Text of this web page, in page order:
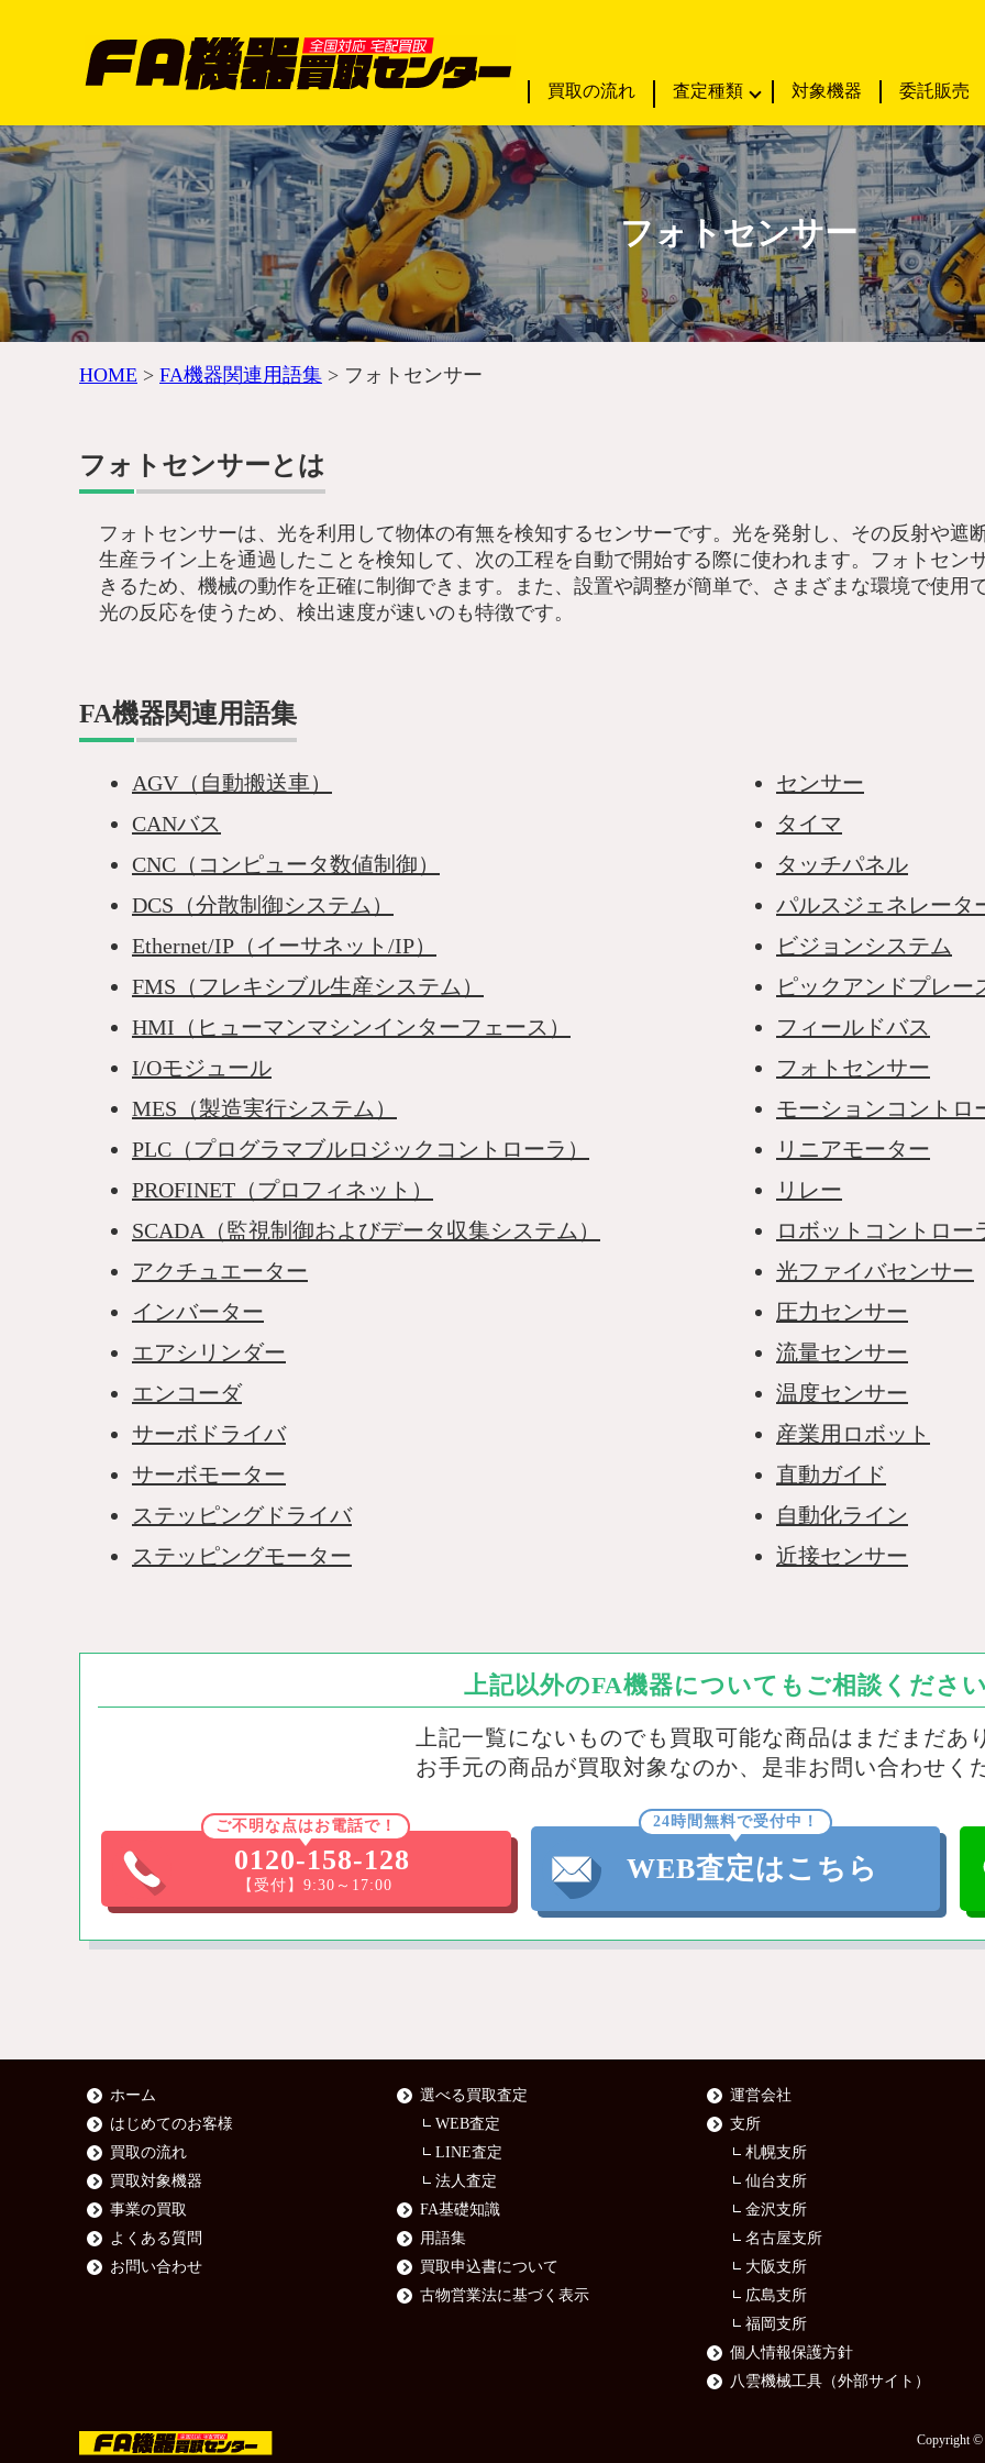
買取の流れ 査定種類 対象機器 委託販売
フォトセンサー
HOME > FA機器関連用語集 > フォトセンサー
フォトセンサーとは
フォトセンサーは、光を利用して物体の有無を検知するセンサーです。光を発射し、その反射や遮
生産ライン上を通過したことを検知して、次の工程を自動で開始する際に使われます。フォトセン
きるため、機械の動作を正確に制御できます。また、設置や調整が簡単で、さまざまな環境で使用
光の反応を使うため、検出速度が速いのも特徴です。
FA機器関連用語集
AGV（自動搬送車）
CANバス
CNC（コンピュータ数値制御）
DCS（分散制御システム）
Ethernet/IP（イーサネット/IP）
FMS（フレキシブル生産システム）
HMI（ヒューマンマシンインターフェース）
I/Oモジュール
MES（製造実行システム）
PLC（プログラマブルロジックコントローラ）
PROFINET（プロフィネット）
SCADA（監視制御およびデータ収集システム）
アクチュエーター
インバーター
エアシリンダー
エンコーダ
サーボドライバ
サーボモーター
ステッピングドライバ
ステッピングモーター
センサー
タイマ
タッチパネル
パルスジェネレータ
ビジョンシステム
ピックアンドプレー
フィールドバス
フォトセンサー
モーションコントロ
リニアモーター
リレー
ロボットコントロー
光ファイバセンサー
圧力センサー
流量センサー
温度センサー
産業用ロボット
直動ガイド
自動化ライン
近接センサー
上記以外のFA機器についてもご相談ください
上記一覧にないものでも買取可能な商品はまだまだあ
お手元の商品が買取対象なのか、是非お問い合わせく
ご不明な点はお電話で！
0120-158-128
【受付】9:30～17:00
24時間無料で受付中！
WEB査定はこちら
ホーム
はじめてのお客様
買取の流れ
買取対象機器
事業の買取
よくある質問
お問い合わせ
選べる買取査定
WEB査定
LINE査定
法人査定
FA基礎知識
用語集
買取申込書について
古物営業法に基づく表示
運営会社
支所
札幌支所
仙台支所
金沢支所
名古屋支所
大阪支所
広島支所
福岡支所
個人情報保護方針
八雲機械工具（外部サイト）
Copyright